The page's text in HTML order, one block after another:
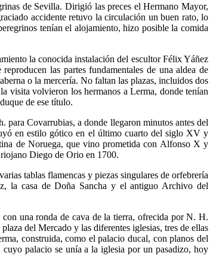
de Sevilla. Dirigió las preces el Hermano Mayor,
accidente retuvo la circulación un buen rato, lo
tenían el alojamiento, hizo posible la comida
la conocida instalación del escultor Félix Yáñez
las partes fundamentales de una aldea de
o la mercería. No faltan las plazas, incluidos dos
visita volvieron los hermanos a Lerma, donde tenían
de ese título.
para Covarrubias, a donde llegaron minutos antes del
en estilo gótico en el último cuarto del siglo XV y
de Noruega, que vino prometida con Alfonso X y
Diego de Orio en 1700.
tablas flamencas y piezas singulares de orfebrería
la casa de Doña Sancha y el antiguo Archivo del
una ronda de cava de la tierra, ofrecida por N. H.
del Mercado y las diferentes iglesias, tres de ellas
construida, como el palacio ducal, con planos del
palacio se unía a la iglesia por un pasadizo, hoy